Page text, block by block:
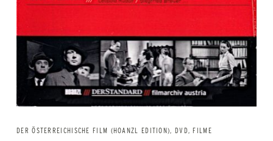
DER ÖSTERREICHISCHE FILM (HOANZL EDITION), DVD,FILME